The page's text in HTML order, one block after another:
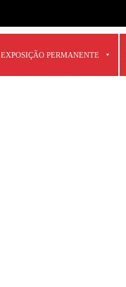
EXPOSIÇÃO PERMANENTE